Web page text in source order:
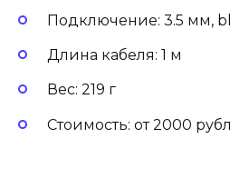
Подключение: 3.5 мм,
Длина кабеля: 1 м
Вес: 219 г
Стоимость: от 2000